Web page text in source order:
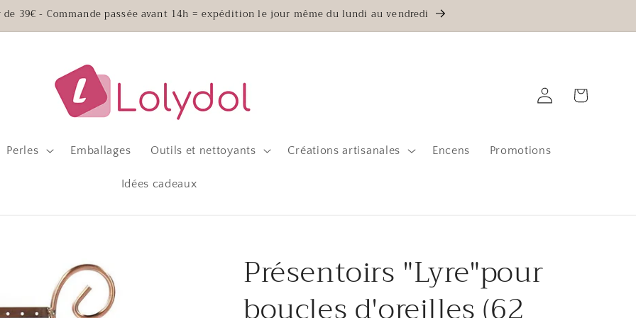
39€ - Commande passée avant 14h = expédition le jour même du lundi au vendredi
Perles Emballages Outils et nettoyants Créations artisanales Encens Promotions
Idées cadeaux
Connexion Panier
Présentoirs "Lyre"pour